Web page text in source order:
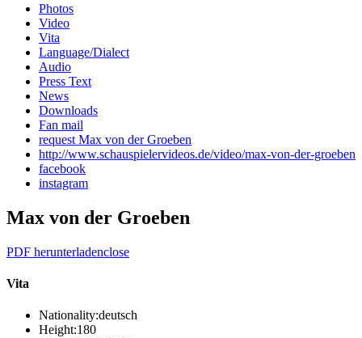
Photos
Video
Vita
Language/Dialect
Audio
Press Text
News
Downloads
Fan mail
request Max von der Groeben
http://www.schauspielervideos.de/video/max-von-der-groeben
facebook
instagram
Max von der Groeben
PDF herunterladenclose
Vita
Nationality:deutsch
Height:180